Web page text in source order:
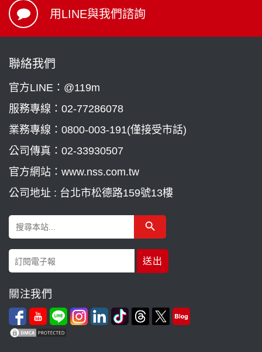
用LINE與我們諮詢
聯絡我們
官方LINE：@119m
服務專線： 02-77286078
業務專線： 0800-003-191(僅接受市話)
公司傳真：02-33930507
官方網站：www.nss.com.tw
公司地址 : 台北市松德路159號13樓
Search
for:
Search Button
關注我們